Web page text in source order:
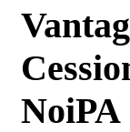
NoiPA